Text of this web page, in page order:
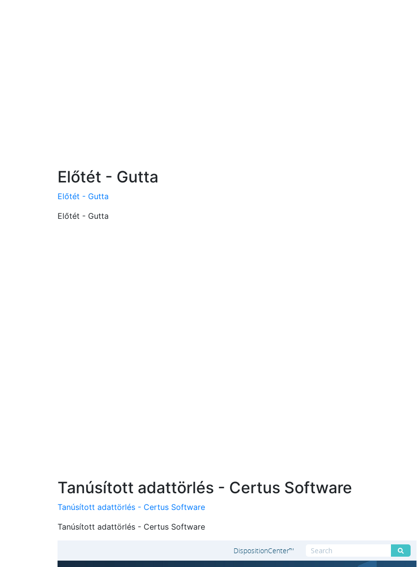
Előtét - Gutta
Előtét - Gutta
Előtét - Gutta
Tanúsított adattörlés - Certus Software
Tanúsított adattörlés - Certus Software
Tanúsított adattörlés - Certus Software